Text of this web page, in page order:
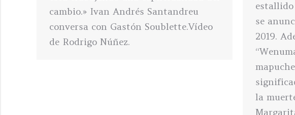
cambio.» Ivan Andrés Santandreu
conversa con Gastón Soublette.Vídeo
de Rodrigo Núñez.
estallido
se
2019.
la